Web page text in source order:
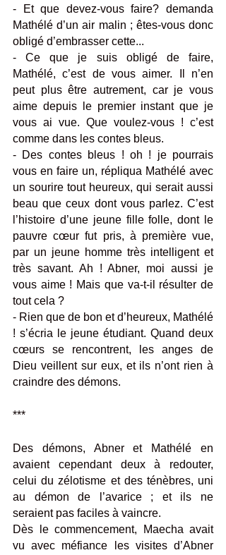
- Et que devez-vous faire? demanda
Mathélé d’un air malin ; êtes-vous donc
obligé d’embrasser cette...
- Ce que je suis obligé de faire,
Mathélé, c’est de vous aimer. Il n’en
peut plus être autrement, car je vous
aime depuis le premier instant que je
vous ai vue. Que voulez-vous ! c’est
comme dans les contes bleus.
- Des contes bleus ! oh ! je pourrais
vous en faire un, répliqua Mathélé avec
un sourire tout heureux, qui serait aussi
beau que ceux dont vous parlez. C’est
l’histoire d’une jeune fille folle, dont le
pauvre cœur fut pris, à première vue,
par un jeune homme très intelligent et
très savant. Ah ! Abner, moi aussi je
vous aime ! Mais que va-t-il résulter de
tout cela ?
- Rien que de bon et d’heureux, Mathélé
! s’écria le jeune étudiant. Quand deux
cœurs se rencontrent, les anges de
Dieu veillent sur eux, et ils n’ont rien à
craindre des démons.
***
Des démons, Abner et Mathélé en
avaient cependant deux à redouter,
celui du zélotisme et des ténèbres, uni
au démon de l’avarice ; et ils ne
seraient pas faciles à vaincre.
Dès le commencement, Maecha avait
vu avec méfiance les visites d’Abner